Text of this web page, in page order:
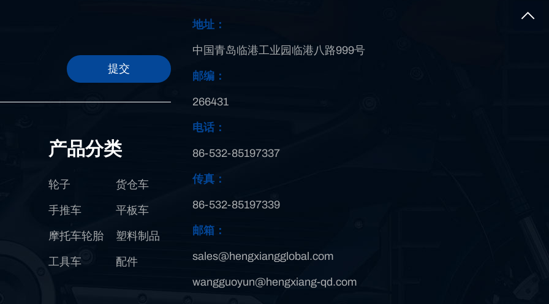
提交
产品分类
轮子
手推车
摩托车轮胎
工具车
货仓车
平板车
塑料制品
配件
地址：
中国青岛临港工业园临港八路999号
邮编：
266431
电话：
86-532-85197337
传真：
86-532-85197339
邮箱：
sales@hengxiangglobal.com
wangguoyun@hengxiang-qd.com